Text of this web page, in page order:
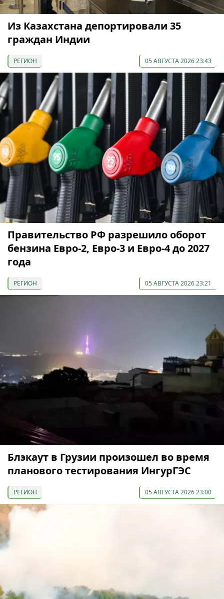
Из Казахстана депортировали 35
граждан Индии
РЕГИОН 05 АВГУСТА 2026 23:43
Правительство РФ разрешило оборот
бензина Евро-2, Евро-3 и Евро-4 до 2027
года
РЕГИОН 05 АВГУСТА 2026 23:21
Блэкаут в Грузии произошел во время
планового тестирования ИнгурГЭС
РЕГИОН 05 АВГУСТА 2026 23:00